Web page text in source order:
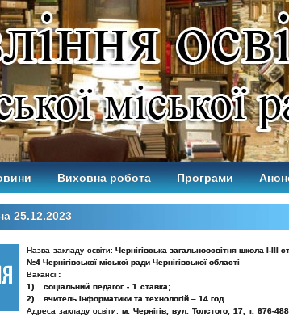
Виховна робота Програми
25.12.2023
Назва закладу освіти: Чернігівська загальноосвітня школа І-ІІІ
№4 Чернігівської міської ради Чернігівської області
Вакансії:
1)
соціальний педагог - 1 ставка;
2)
вчитель інформатики та технологій – 14 год.
Адреса закладу освіти: м. Чернігів, вул. Толстого, 17, т. 676-